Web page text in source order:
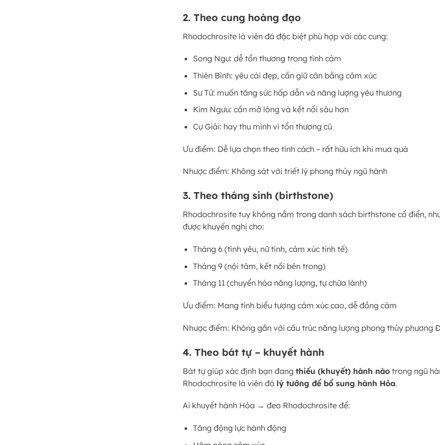
2. Theo cung hoàng đạo
Rhodochrosite là viên đá đặc biệt phù hợp với các cung:
Song Ngư: dễ tổn thương trong tình cảm
Thiên Bình: yêu cái đẹp, cần giữ cân bằng cảm xúc
Sư Tử: muốn tăng sức hấp dẫn và năng lượng yêu thương
Kim Ngưu: cần mở lòng và kết nối sâu hơn
Cự Giải: hay thu mình vì tổn thương cũ
Ưu điểm: Dễ lựa chọn theo tính cách – rất hữu ích khi mua quà
Nhược điểm: Không sát với triết lý phong thủy ngũ hành
3. Theo tháng sinh (birthstone)
Rhodochrosite tuy không nằm trong danh sách birthstone cổ điển,
được khuyến nghị cho:
Tháng 6 (tình yêu, nữ tính, cảm xúc tinh tế)
Tháng 9 (nội tâm, kết nối bên trong)
Tháng 11 (chuyển hóa năng lượng, tự chữa lành)
Ưu điểm: Mang tính biểu tượng cảm xúc cao, dễ đồng cảm
Nhược điểm: Không gắn với cấu trúc năng lượng phong thủy phương
4. Theo bát tự – khuyết hành
Bát tự giúp xác định bạn đang thiếu (khuyết) hành nào trong ngũ
Rhodochrosite là viên đá lý tưởng để bổ sung hành Hỏa.
Ai khuyết hành Hỏa → đeo Rhodochrosite để:
Tăng động lực hành động